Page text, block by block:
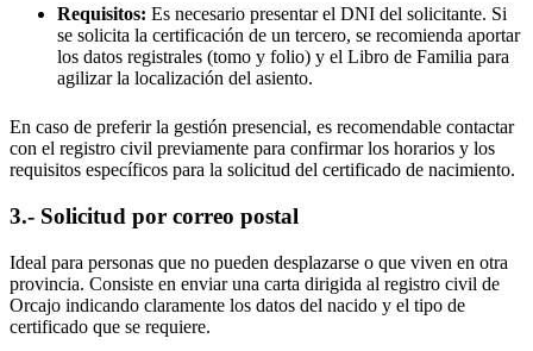
Requisitos: Es necesario presentar el DNI del solicitante. Si
se solicita la certificación de un tercero, se recomienda aportar
los datos registrales (tomo y folio) y el Libro de Familia para
agilizar la localización del asiento.
En caso de preferir la gestión presencial, es recomendable contactar
con el registro civil previamente para confirmar los horarios y los
requisitos específicos para la solicitud del certificado de nacimiento.
3.- Solicitud por correo postal
Ideal para personas que no pueden desplazarse o que viven en otra
provincia. Consiste en enviar una carta dirigida al registro civil de
Orcajo indicando claramente los datos del nacido y el tipo de
certificado que se requiere.